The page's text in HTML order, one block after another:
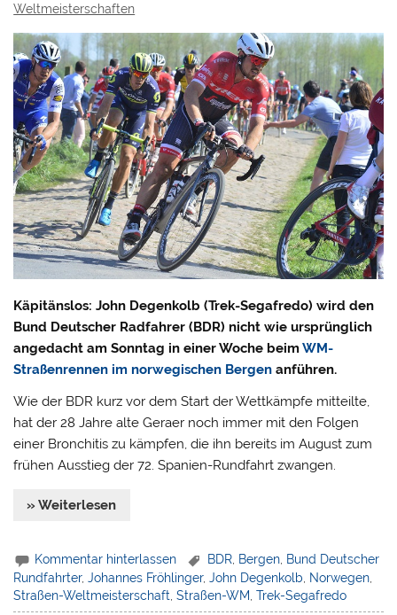
Weltmeisterschaften
Käpitänslos: John Degenkolb (Trek-Segafredo) wird den
Bund Deutscher Radfahrer (BDR) nicht wie ursprünglich
angedacht am Sonntag in einer Woche beimWM-
Straßenrennen im norwegischen Bergen anführen.
Wie der BDR kurz vor dem Start der Wettkämpfe mitteilte,
hat der 28 Jahre alte Geraer noch immer mit den Folgen
einer Bronchitis zu kämpfen, die ihn bereits im August zum
frühen Ausstieg der 72. Spanien-Rundfahrt zwangen.
» Weiterlesen
Kommentar hinterlassen BDR Bergen Bund Deutscher
Rundfahrter,Johannes Fröhlinger,John Degenkolb Norwegen
Straßen-Weltmeisterschaft ,Straßen-WM ,Trek-Segafredo